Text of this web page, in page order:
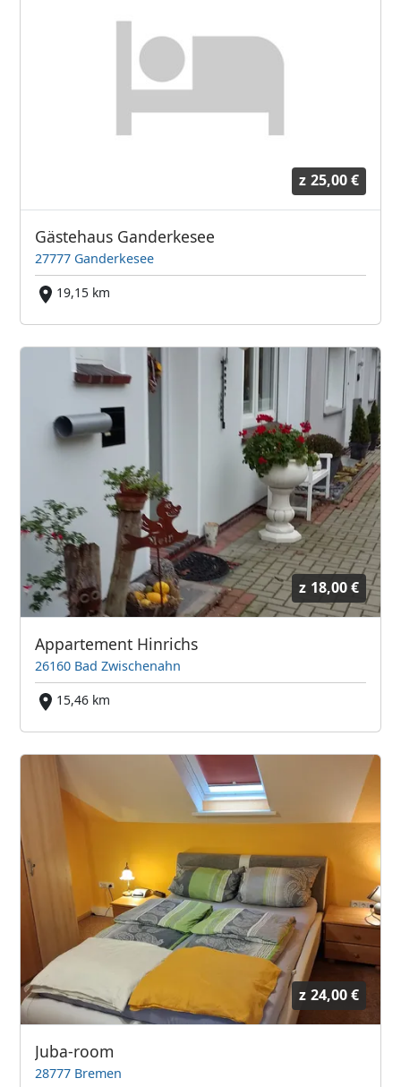
z 25,00 €
Gästehaus Ganderkesee
27777 Ganderkesee
19,15 km
z 18,00 €
Appartement Hinrichs
26160 Bad Zwischenahn
15,46 km
z 24,00 €
Juba-room
28777 Bremen